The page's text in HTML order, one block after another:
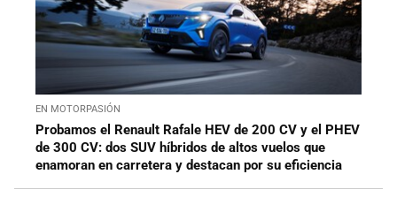
EN MOTORPASIÓN
Probamos el Renault Rafale HEV de 200 CV y el PHEV
de 300 CV: dos SUV híbridos de altos vuelos que
enamoran en carretera y destacan por su eficiencia